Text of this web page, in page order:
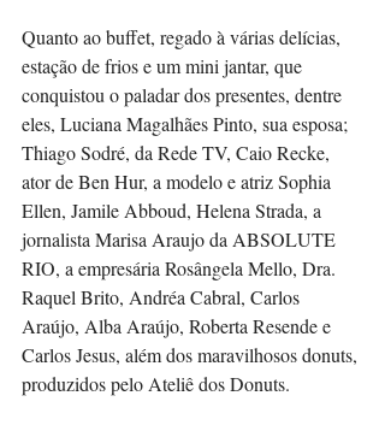
Quanto ao buffet, regado à várias delícias,
estação de frios e um mini jantar, que
conquistou o paladar dos presentes, dentre
eles, Luciana Magalhães Pinto, sua esposa;
Thiago Sodré, da Rede TV, Caio Recke,
ator de Ben Hur, a modelo e atriz Sophia
Ellen, Jamile Abboud, Helena Strada, a
jornalista Marisa Araujo da ABSOLUTE
RIO, a empresária Rosângela Mello, Dra.
Raquel Brito, Andréa Cabral, Carlos
Araújo, Alba Araújo, Roberta Resende e
Carlos Jesus, além dos maravilhosos donuts,
produzidos pelo Ateliê dos Donuts.